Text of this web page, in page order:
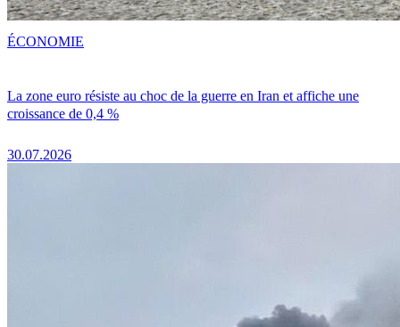
La zone euro résiste au choc de la guerre en Iran et affiche une
croissance de 0,4 %
30.07.2026
ÉCONOMIE